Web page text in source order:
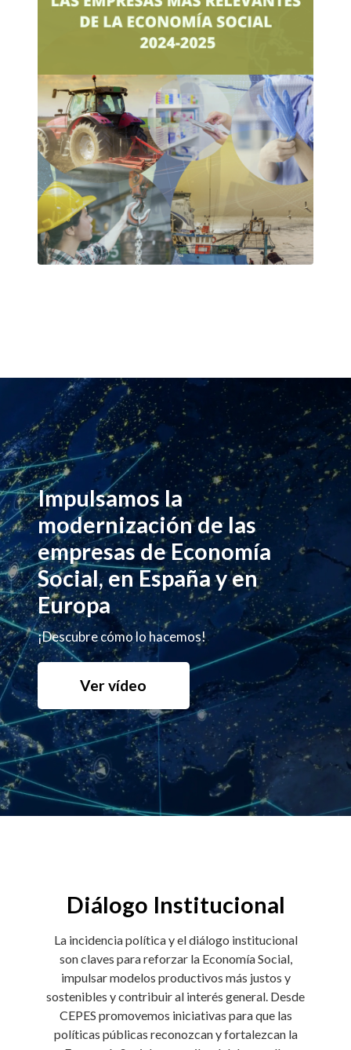
Impulsamos la
modernización de las
empresas de Economía
Social, en España y en
Europa
¡Descubre cómo lo hacemos!
Ver vídeo
Diálogo Institucional
La incidencia política y el diálogo institucional
son claves para reforzar la Economía Social,
impulsar modelos productivos más justos y
sostenibles y contribuir al interés general. Desde
CEPES promovemos iniciativas para que las
políticas públicas reconozcan y fortalezcan la